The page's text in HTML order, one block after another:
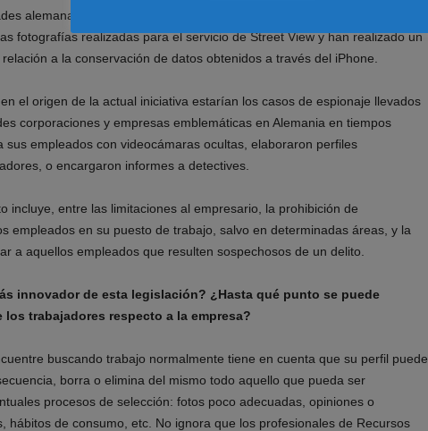
alemanas se encuentran investigando a Google por almacenar
fotografías realizadas para el servicio de Street View y han realizado un
a la conservación de datos obtenidos a través del iPhone.
el origen de la actual iniciativa estarían los casos de espionaje llevados
corporaciones y empresas emblemáticas en Alemania en tiempos
sus empleados con videocámaras ocultas, elaboraron perfiles
o encargaron informes a detectives.
incluye, entre las limitaciones al empresario, la prohibición de
empleados en su puesto de trabajo, salvo en determinadas áreas, y la
a aquellos empleados que resulten sospechosos de un delito.
innovador de esta legislación? ¿Hasta qué punto se puede
trabajadores respecto a la empresa?
buscando trabajo normalmente tiene en cuenta que su perfil puede
borra o elimina del mismo todo aquello que pueda ser
procesos de selección: fotos poco adecuadas, opiniones o
hábitos de consumo, etc. No ignora que los profesionales de Recursos